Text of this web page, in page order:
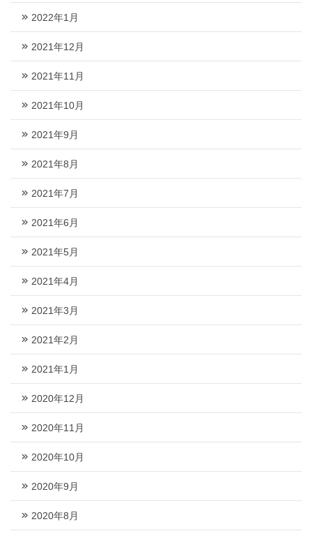
2022年1月
2021年12月
2021年11月
2021年10月
2021年9月
2021年8月
2021年7月
2021年6月
2021年5月
2021年4月
2021年3月
2021年2月
2021年1月
2020年12月
2020年11月
2020年10月
2020年9月
2020年8月